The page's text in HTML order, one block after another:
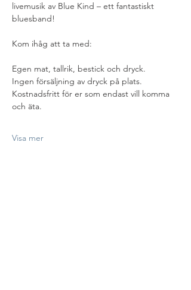
livemusik av Blue Kind – ett fantastiskt
bluesband!
Kom ihåg att ta med:
Egen mat, tallrik, bestick och dryck.
Ingen försäljning av dryck på plats.
Kostnadsfritt för er som endast vill komma
och äta.
Visa mer